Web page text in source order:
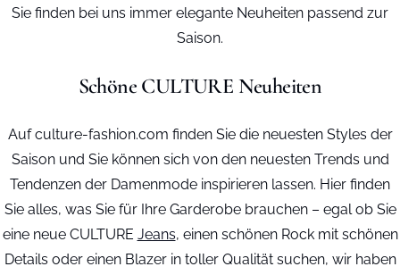
Sie finden bei uns immer elegante Neuheiten passend zur
Saison.
Schöne CULTURE Neuheiten
Auf culture-fashion.com finden Sie die neuesten Styles der
Saison und Sie können sich von den neuesten Trends und
Tendenzen der Damenmode inspirieren lassen. Hier finden
Sie alles, was Sie für Ihre Garderobe brauchen – egal ob Sie
eine neue CULTURE Jeans, einen schönen Rock mit schönen
Details oder einen Blazer in toller Qualität suchen, wir haben